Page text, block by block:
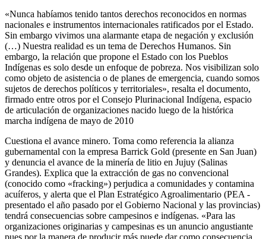
«Nunca habíamos tenido tantos derechos reconocidos en normas
nacionales e instrumentos internacionales ratificados por el Estado.
Sin embargo vivimos una alarmante etapa de negación y exclusión
(…) Nuestra realidad es un tema de Derechos Humanos. Sin
embargo, la relación que propone el Estado con los Pueblos
Indígenas es solo desde un enfoque de pobreza. Nos visibilizan solo
como objeto de asistencia o de planes de emergencia, cuando somos
sujetos de derechos políticos y territoriales», resalta el documento,
firmado entre otros por el Consejo Plurinacional Indígena, espacio
de articulación de organizaciones nacido luego de la histórica
marcha indígena de mayo de 2010
Cuestiona el avance minero. Toma como referencia la alianza
gubernamental con la empresa Barrick Gold (presente en San Juan)
y denuncia el avance de la minería de litio en Jujuy (Salinas
Grandes). Explica que la extracción de gas no convencional
(conocido como «fracking») perjudica a comunidades y contamina
acuíferos, y alerta que el Plan Estratégico Agroalimentario (PEA -
presentado el año pasado por el Gobierno Nacional y las provincias)
tendrá consecuencias sobre campesinos e indígenas. «Para las
organizaciones originarias y campesinas es un anuncio angustiante
pues por la manera de producir más puede dar como consecuencia